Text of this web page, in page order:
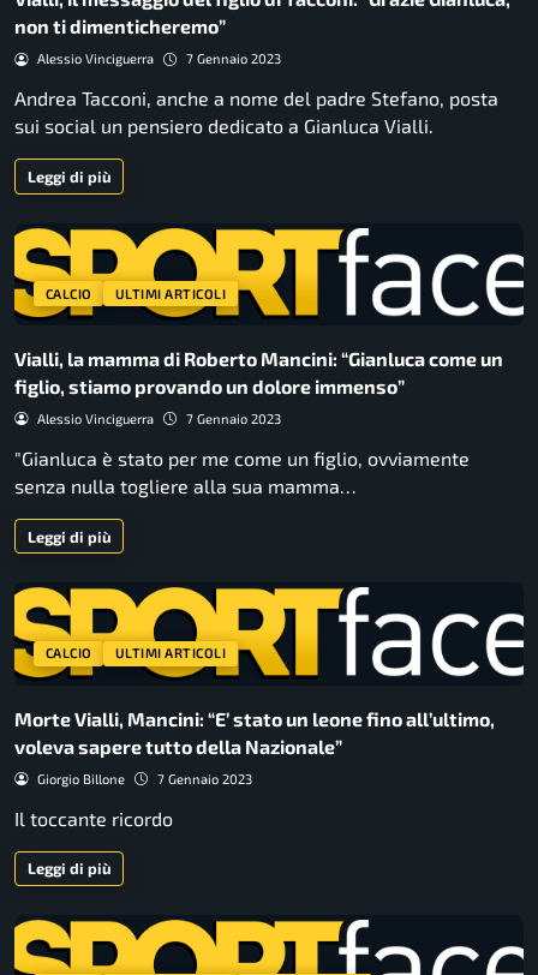
non ti dimenticheremo”
Alessio Vinciguerra 7 Gennaio 2023
Andrea Tacconi, anche a nome del padre Stefano, posta
sui social un pensiero dedicato a Gianluca Vialli.
Leggi di più
CALCIO ULTIMI ARTICOLI
Vialli, la mamma di Roberto Mancini: “Gianluca come un
figlio, stiamo provando un dolore immenso”
Alessio Vinciguerra 7 Gennaio 2023
"Gianluca è stato per me come un figlio, ovviamente
senza nulla togliere alla sua mamma…
Leggi di più
CALCIO ULTIMI ARTICOLI
Morte Vialli, Mancini: “E’ stato un leone fino all’ultimo,
voleva sapere tutto della Nazionale”
Giorgio Billone 7 Gennaio 2023
Il toccante ricordo
Leggi di più